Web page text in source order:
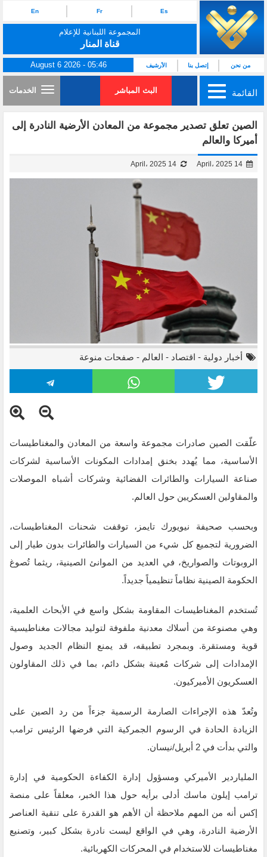
Es
Fr
En
المجموعة اللبنانية للإعلام
قناة المنار
من نحن إتصل بنا الأرشيف August 6 2026 - 05:46
القائمة البث المباشر الخدمات
الصين تعلق تصدير مجموعة من المعادن الأرضية النادرة إلى
أميركا والعالم
أخبار دولية - اقتصاد - العالم - صفحات منوعة
علّقت الصين صادرات مجموعة واسعة من المعادن والمغناطيسات
الأساسية، مما يُهدد بخنق إمدادات المكونات الأساسية لشركات
صناعة السيارات والطائرات الفضائية وشركات أشباه الموصلات
والمقاولين العسكريين حول العالم.
وبحسب صحيفة نيويورك تايمز، توقفت شحنات المغناطيسات،
الضرورية لتجميع كل شيء من السيارات والطائرات بدون طيار إلى
الروبوتات والصواريخ، في العديد من الموانئ الصينية، ريثما تُصوغ
الحكومة الصينية نظاماً تنظيمياً جديداً.
تُستخدم المغناطيسات المقاومة بشكل واسع في الأبحاث العلمية،
وهي مصنوعة من أسلاك معدنية ملفوفة لتوليد مجالات مغناطيسية
قوية ومستقرة. وبمجرد تطبيقه، قد يمنع النظام الجديد وصول
الإمدادات إلى شركات مُعينة بشكل دائم، بما في ذلك المقاولون
العسكريون الأميركيون.
وتُعدّ هذه الإجراءات الصارمة الرسمية جزءاً من رد الصين على
الزيادة الحادة في الرسوم الجمركية التي فرضها الرئيس ترامب
والتي بدأت في 2 أبريل/نيسان.
الملياردير الأميركي ومسؤول إدارة الكفاءة الحكومية في إدارة
ترامب إيلون ماسك أدلى برأيه حول هذا الخبر، معلقاً على منصة
إكس أنه من المهم ملاحظة أن الأهم هو القدرة على تنقية العناصر
الأرضية النادرة، وهي في الواقع ليست نادرة بشكل كبير، وتصنيع
مغناطيسات للاستخدام في المحركات الكهربائية.